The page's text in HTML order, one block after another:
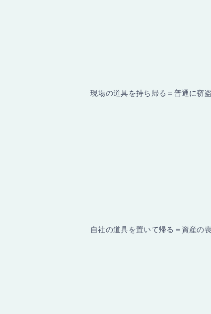
現場の道具を持ち帰る＝普通に窃盗
自社の道具を置いて帰る＝資産の